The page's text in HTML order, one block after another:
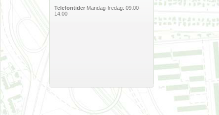
Telefontider Mandag-fredag: 09.00-
14.00